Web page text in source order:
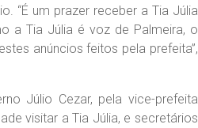
“É um prazer receber a Tia Júlia
a Tia Júlia é voz de Palmeira, o
anúncios feitos pela prefeita”,
Júlio Cezar, pela vice-prefeita
visitar a Tia Júlia, e secretários